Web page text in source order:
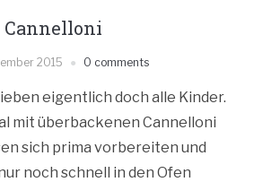
Cannelloni
2015 0 comments
eigentlich doch alle Kinder.
mit überbackenen Cannelloni
sich prima vorbereiten und
noch schnell in den Ofen